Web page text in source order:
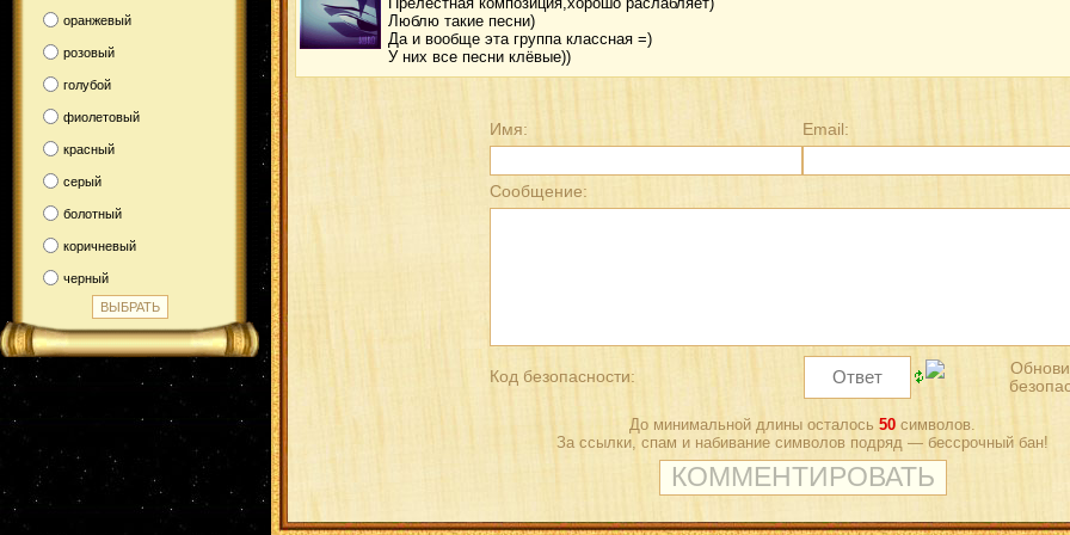
оранжевый
розовый
голубой
фиолетовый
красный
серый
болотный
коричневый
черный
Люблю такие песни)
Да и вообще эта группа классная =)
У них все песни клёвые))
Имя: Email:
Сообщение:
Код безопасности:
До минимальной длины осталось 50 символов.
За ссылки, спам и набивание символов подряд — бессрочный бан!